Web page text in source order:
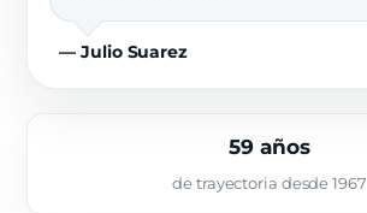
— Julio Suarez
59 años
de trayectoria desde 1967